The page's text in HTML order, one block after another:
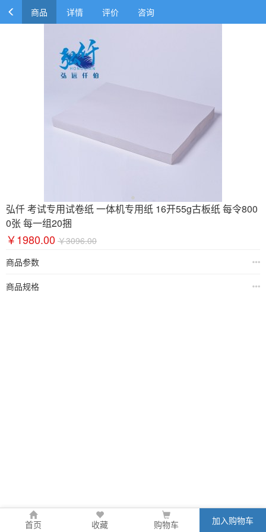
商品 详情 评价 咨询
弘仟 考试专用试卷纸 一体机专用纸 16开55g古板纸 每令800
0张 每一组20捆
￥1980.00 ￥3096.00
商品参数
商品规格
首页 收藏 购物车 加入购物车